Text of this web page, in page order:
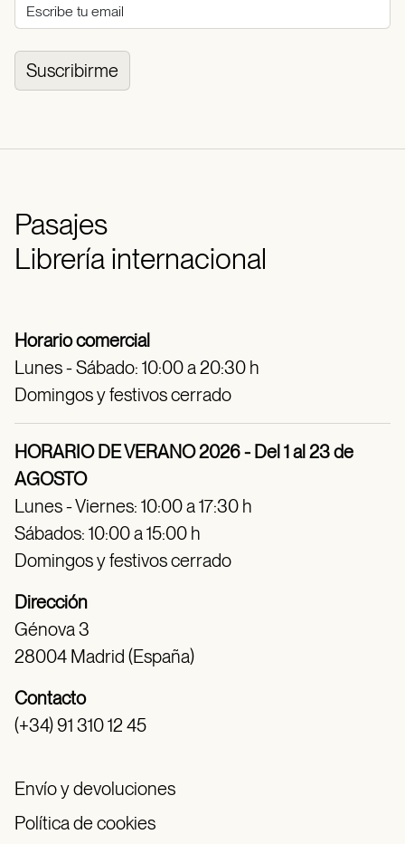
Suscribirme
Pasajes
Librería internacional
Horario comercial
Lunes - Sábado: 10:00 a 20:30 h
Domingos y festivos cerrado
HORARIO DE VERANO 2026 - Del 1 al 23 de
AGOSTO
Lunes - Viernes: 10:00 a 17:30 h
Sábados: 10:00 a 15:00 h
Domingos y festivos cerrado
Dirección
Génova 3
28004 Madrid (España)
Contacto
(+34) 91 310 12 45
Envío y devoluciones
Política de cookies